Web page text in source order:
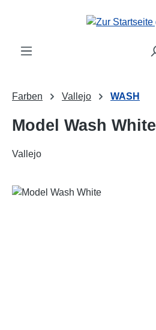
Zum Hauptinhalt springen
Farben Vallejo WASH
Model Wash White
Vallejo
Bildergalerie überspringen